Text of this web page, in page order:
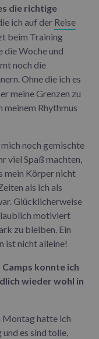
die richtige
ich auf der Reise
beim Training
die Woche und
noch die
Ohne die ich es
meine Grenzen zu
meinem Rhythmus
noch gemischte
viel Spaß machten,
mein Körper nicht
als ich als
Glücklicherweise
motiviert
zu bleiben. Ein
ist nicht alleine!
konnte ich
wieder wohl in
Montag hatte ich
es sind tolle,